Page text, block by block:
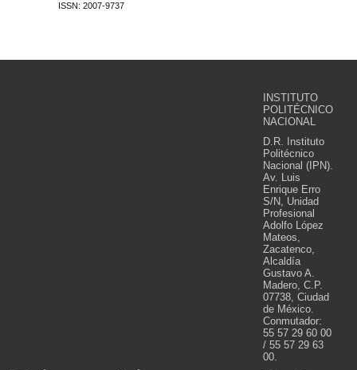
ISSN: 2007-9737
INSTITUTO
POLITÉCNICO
NACIONAL
D.R. Instituto
Politécnico
Nacional (IPN).
Av. Luis
Enrique Erro
S/N, Unidad
Profesional
Adolfo López
Mateos,
Zacatenco,
Alcaldía
Gustavo A.
Madero, C.P.
07738, Ciudad
de México.
Conmutador:
55 57 29 60 00
/ 55 57 29 63
00.